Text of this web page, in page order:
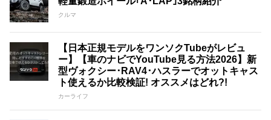
クルマ
【日本正規モデルをワンソクTubeがレビュ
ー】【車のナビでYouTube見る方法2026】新
型ヴォクシー･RAV4･ハスラーでオットキャス
ト使えるか比較検証! オススメはどれ?!
カーライフ